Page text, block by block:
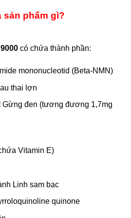
sản phẩm gì?
có chứa thành phần:
mononucleotid (Beta-NMN)
thai lợn
Gừng đen (tương đương 1,7mg
Vitamin E)
Linh sam bạc
quinone